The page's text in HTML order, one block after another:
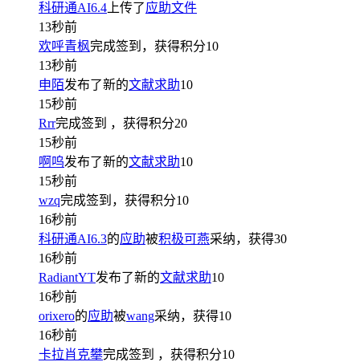
科研通AI6.4 上传了应助文件
13秒前
欢呼青枫完成签到，获得积分10
13秒前
申陌发布了新的文献求助10
15秒前
Rrr完成签到 ，获得积分20
15秒前
啊呜发布了新的文献求助10
15秒前
wzq完成签到，获得积分10
16秒前
科研通AI6.3的应助被积极可燕采纳，获得30
16秒前
RadiantYT发布了新的文献求助10
16秒前
orixero的应助被wang采纳，获得10
16秒前
卡拉肖克攀完成签到 ，获得积分10